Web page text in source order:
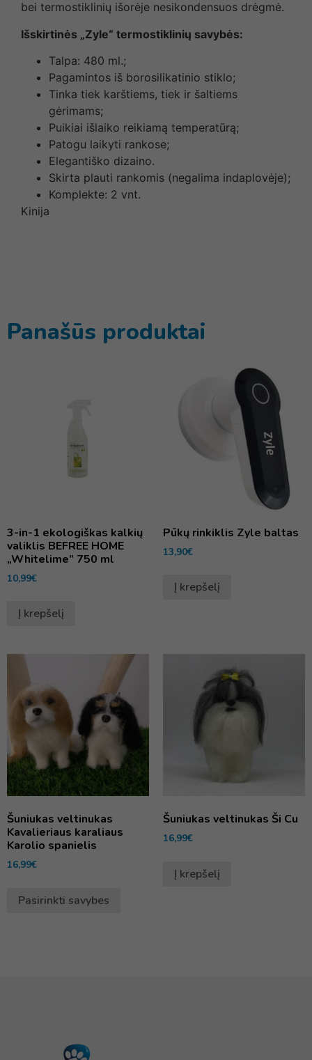
bei termostiklinių išorėje nesikondensuos drėgmė.
Išskirtinės „Zyle“ termostiklinių savybės:
Talpa: 480 ml.;
Pagamintos iš borosilikatinio stiklo;
Tinka tiek karštiems, tiek ir šaltiems
gėrimams;
Puikiai išlaiko reikiamą temperatūrą;
Patogu laikyti rankose;
Elegantiško dizaino.
Skirta plauti rankomis (negalima indaplovėje);
Komplekte: 2 vnt.
Kinija
Panašūs produktai
3-in-1 ekologiškas kalkių
valiklis BEFREE HOME
„Whitelime” 750 ml
10,99€
Į krepšelį
Pūkų rinkiklis Zyle baltas
13,90€
Į krepšelį
Šuniukas veltinukas
Kavalieriaus karaliaus
Karolio spanielis
16,99€
Pasirinkti savybes
Šuniukas veltinukas Ši Cu
16,99€
Į krepšelį